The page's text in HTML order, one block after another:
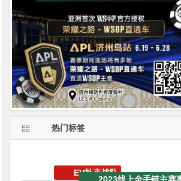
热门标签
2023线上金手链主赛事
iPhone15 Pro Max无限量赠送